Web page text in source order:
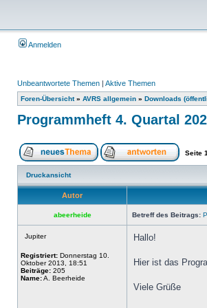
Anmelden
Unbeantwortete Themen | Aktive Themen
Foren-Übersicht» AVRS allgemein » Downloads
Programmheft 4. Quartal
Seite 1
Druckansicht
Autor
abeerheide Betreff des Beitrags:
Jupiter
Registriert: Donnerstag 10.
Oktober 2013, 18:51
Beiträge: 205
Name:A. Beerheide
Hallo!
Hier ist das
Viele Grüße